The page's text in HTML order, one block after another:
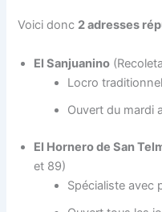
Voici donc 2 adresses
El Sanjuanino
Locro
Ouvert du mardi
El Hornero de San
et 89)
Spécialiste avec